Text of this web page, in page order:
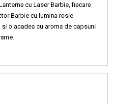
cu Laser Barbie, fiecare
Barbie cu lumina rosie
o acadea cu aroma de capsuni